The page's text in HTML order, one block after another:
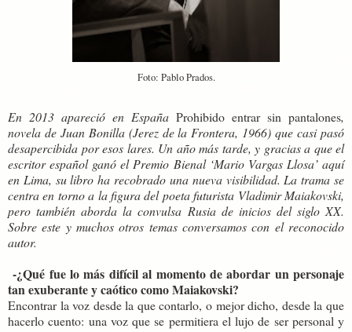
Foto: Pablo Prados.
En 2013 apareció en España Prohibido entrar sin pantalones,
novela de Juan Bonilla (Jerez de la Frontera, 1966) que casi pasó
desapercibida por esos lares. Un año más tarde, y gracias a que el
escritor español ganó el Premio Bienal ‘Mario Vargas Llosa’ aquí
en Lima, su libro ha recobrado una nueva visibilidad. La trama se
centra en torno a la figura del poeta futurista Vladimir Maiakovski,
pero también aborda la convulsa Rusia de inicios del siglo XX.
Sobre este y muchos otros temas conversamos con el reconocido
autor.
-¿Qué fue lo más difícil al momento de abordar un personaje
tan exuberante y caótico como Maiakovski?
Encontrar la voz desde la que contarlo, o mejor dicho, desde la que
hacerlo cuento: una voz que se permitiera el lujo de ser personal y